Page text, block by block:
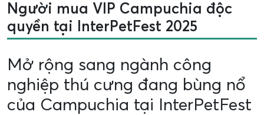
Người mua VIP Campuchia độc
quyền tại InterPetFest 2025
Mở rộng sang ngành công
nghiệp thú cưng đang bùng nổ
của Campuchia tại InterPetFest